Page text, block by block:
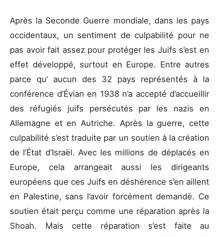
Après la Seconde Guerre mondiale, dans les pays
occidentaux, un sentiment de culpabilité pour ne
pas avoir fait assez pour protéger les Juifs s’est en
effet développé, surtout en Europe. Entre autres
parce qu’ aucun des 32 pays représentés à la
conférence d’Évian en 1938 n’a accepté d’accueillir
des réfugiés juifs persécutés par les nazis en
Allemagne et en Autriche. Après la guerre, cette
culpabilité s’est traduite par un soutien à la création
de l’État d’Israël. Avec les millions de déplacés en
Europe, cela arrangeait aussi les dirigeants
européens que ces Juifs en déshérence s’en aillent
en Palestine, sans l’avoir forcément demandé. Ce
soutien était perçu comme une réparation après la
Shoah. Mais cette réparation s’est faite au